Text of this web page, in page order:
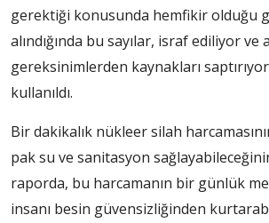
gerektiği konusunda hemfikir olduğu
alındığında bu sayılar, israf ediliyor ve
gereksinimlerden kaynakları
kullanıldı.
Bir dakikalık nükleer silah
pak su ve sanitasyon
raporda, bu harcamanın bir günlük
insanı besin güvensizliğinden